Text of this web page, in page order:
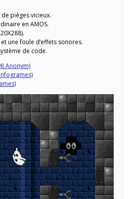
pièges vicieux.
en AMOS.
une foule d’effets sonores.
de code.
Anonym)